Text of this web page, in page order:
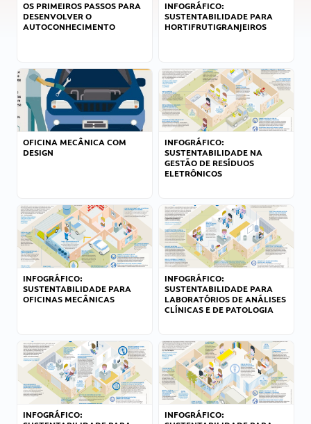
OS PRIMEIROS PASSOS PARA
DESENVOLVER O
AUTOCONHECIMENTO
INFOGRÁFICO:
SUSTENTABILIDADE PARA
HORTIFRUTIGRANJEIROS
OFICINA MECÂNICA COM
DESIGN
INFOGRÁFICO:
SUSTENTABILIDADE NA
GESTÃO DE RESÍDUOS
ELETRÔNICOS
INFOGRÁFICO:
SUSTENTABILIDADE PARA
OFICINAS MECÂNICAS
INFOGRÁFICO:
SUSTENTABILIDADE PARA
LABORATÓRIOS DE ANÁLISES
CLÍNICAS E DE PATOLOGIA
INFOGRÁFICO:
INFOGRÁFICO: